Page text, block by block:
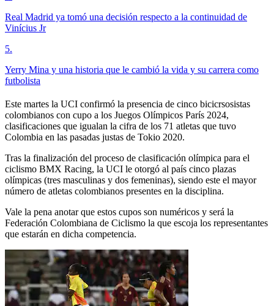
Real Madrid ya tomó una decisión respecto a la continuidad de
Vinícius Jr
5.
Yerry Mina y una historia que le cambió la vida y su carrera como
futbolista
Este martes la UCI confirmó la presencia de cinco bicicrsosistas
colombianos con cupo a los Juegos Olímpicos París 2024,
clasificaciones que igualan la cifra de los 71 atletas que tuvo
Colombia en las pasadas justas de Tokio 2020.
Tras la finalización del proceso de clasificación olímpica para el
ciclismo BMX Racing, la UCI le otorgó al país cinco plazas
olímpicas (tres masculinas y dos femeninas), siendo este el mayor
número de atletas colombianos presentes en la disciplina.
Vale la pena anotar que estos cupos son numéricos y será la
Federación Colombiana de Ciclismo la que escoja los representantes
que estarán en dicha competencia.